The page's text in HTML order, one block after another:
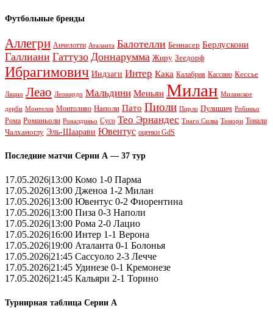
Футбольные бренды
Аллегри Анчелотти Аталанта Балотелли Беннасер Берлускони
Галлиани Гаттузо Доннарумма Жиру Зеедорф
Ибрагимович Индзаги Интер Кака Калабрия Кассано Кессье
Лацио Леао Леонардо Мальдини Меньян Милан Миланское
дерби Монтелла Монтоливо Наполи Пато Пиоли Пирло Пулишич Робиньо
Рома Романьоли Роналдиньо Сусо Тео Эрнандес Тиаго Силва Томори Тонали
Чалханоглу Эль-Шаарави Ювентус оценки GdS
Последние матчи Серии А — 37 тур
17.05.2026|13:00 Комо 1-0 Парма
17.05.2026|13:00 Дженоа 1-2 Милан
17.05.2026|13:00 Ювентус 0-2 Фиорентина
17.05.2026|13:00 Пиза 0-3 Наполи
17.05.2026|13:00 Рома 2-0 Лацио
17.05.2026|16:00 Интер 1-1 Верона
17.05.2026|19:00 Аталанта 0-1 Болонья
17.05.2026|21:45 Сассуоло 2-3 Лечче
17.05.2026|21:45 Удинезе 0-1 Кремонезе
17.05.2026|21:45 Кальяри 2-1 Торино
Турнирная таблица Серии А